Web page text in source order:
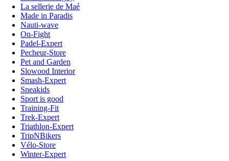
La sellerie de Maé
Made in Paradis
Nauti-wave
On-Fight
Padel-Expert
Pecheur-Store
Pet and Garden
Slowood Interior
Smash-Expert
Sneakids
Sport is good
Training-Fit
Trek-Expert
Triathlon-Expert
TripNBikers
Vélo-Store
Winter-Expert